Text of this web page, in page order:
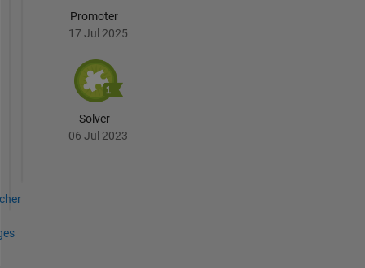
Promoter
17 Jul 2025
Solver
06 Jul 2023